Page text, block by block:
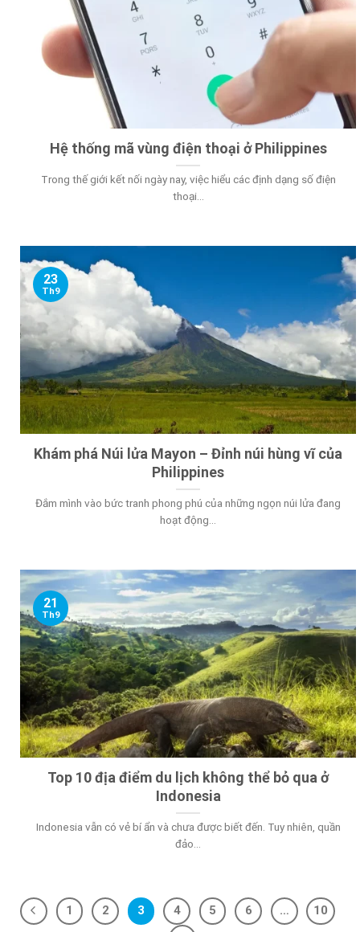
Hệ thống mã vùng điện thoại ở Philippines
Trong thế giới kết nối ngày nay, việc hiểu các định dạng số điện
thoại...
Khám phá Núi lửa Mayon – Đỉnh núi hùng vĩ của
Philippines
Đắm mình vào bức tranh phong phú của những ngọn núi lửa đang
hoạt động...
23
Th9
Top 10 địa điểm du lịch không thể bỏ qua ở
Indonesia
Indonesia vẫn có vẻ bí ẩn và chưa được biết đến. Tuy nhiên, quần
đảo...
21
Th9
1 2 3 4 5 6 … 10